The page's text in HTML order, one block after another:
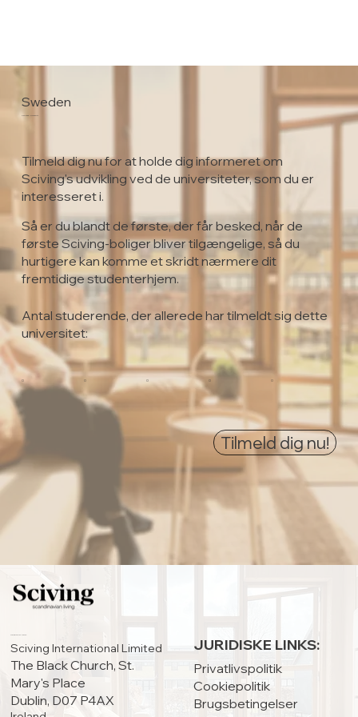
Sweden
Karlstad University
Tilmeld dig nu for at holde dig informeret om
Sciving's udvikling ved de universiteter, som du er
interesseret i.
Så er du blandt de første, der får besked, når de
første Sciving-boliger bliver tilgængelige, så du
hurtigere kan komme et skridt nærmere dit
fremtidige studenterhjem.
Antal studerende, der allerede har tilmeldt sig dette
universitet:
0
0
0
0
0
Tilmeld dig nu!
HOVEDKONTOR:
Sciving International Limited
The Black Church, St.
Mary's Place
Dublin, D07 P4AX
JURIDISKE LINKS:
Privatlivspolitik
Cookiepolitik
Brugsbetingelser